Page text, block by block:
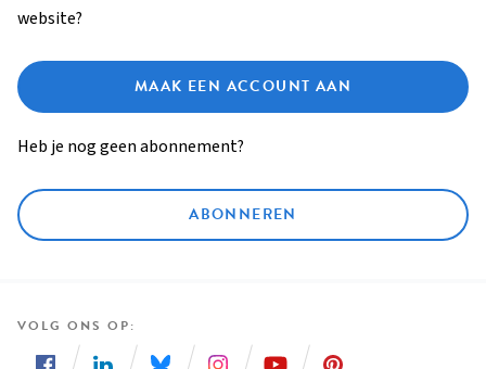
website?
MAAK EEN ACCOUNT AAN
Heb je nog geen abonnement?
ABONNEREN
VOLG ONS OP